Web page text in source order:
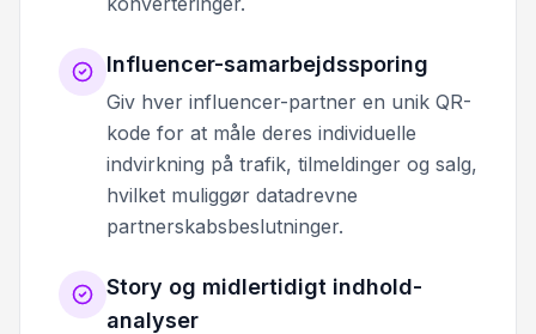
Influencer-samarbejdssporing
Giv hver influencer-partner en unik QR-
kode for at måle deres individuelle
indvirkning på trafik, tilmeldinger og salg,
hvilket muliggør datadrevne
partnerskabsbeslutninger.
Story og midlertidigt indhold-
analyser